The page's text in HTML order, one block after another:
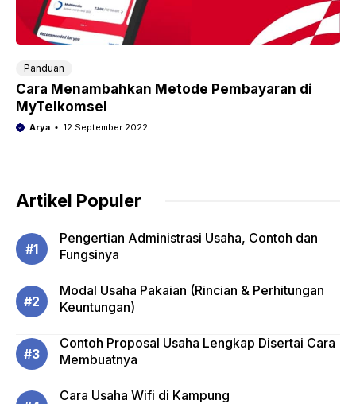
Panduan
Cara Menambahkan Metode Pembayaran di
MyTelkomsel
Arya 12 September 2022
Artikel Populer
Pengertian Administrasi Usaha, Contoh dan
Fungsinya
Modal Usaha Pakaian (Rincian & Perhitungan
Keuntungan)
Contoh Proposal Usaha Lengkap Disertai Cara
Membuatnya
Cara Usaha Wifi di Kampung